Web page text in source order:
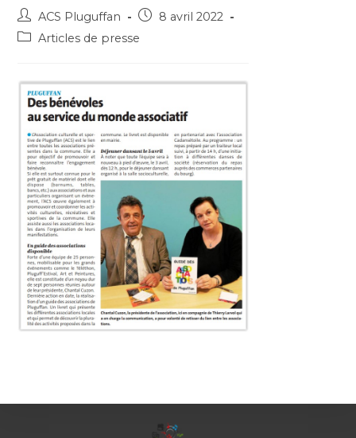
ACS Pluguffan
8 avril 2022
Articles de presse